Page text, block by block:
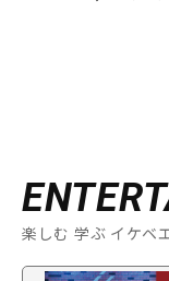
楽しむ 学ぶ イケベ